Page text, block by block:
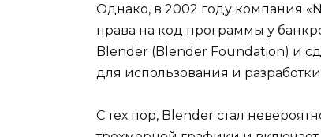
Однако, в 2002 году компания
права на код программы у
Blender (Blender Foundation) и
для использования и
С тех пор, Blender стал